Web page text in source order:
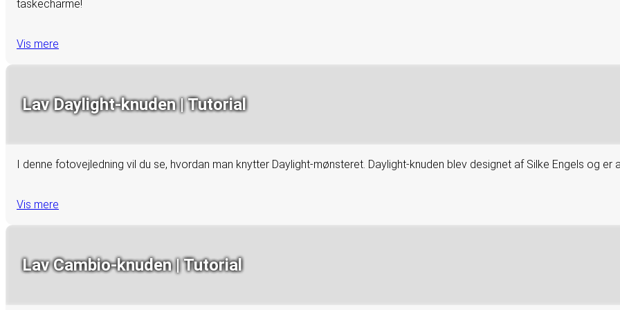
taskecharme!
Vis mere
Lav Daylight-knuden | Tutorial
I denne fotovejledning vil du se, hvordan man knytter Daylight-mønsteret. Daylight-knuden blev designet af Silke Engels og er
Vis mere
Lav Cambio-knuden | Tutorial